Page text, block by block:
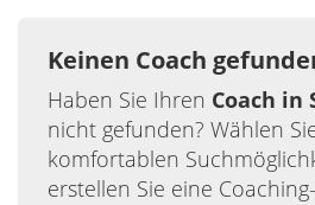
Keinen Coach
Haben Sie Ihren Coach in
nicht gefunden? Wählen
komfortablen
erstellen Sie eine